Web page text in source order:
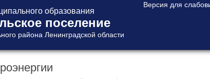
образования
поселение
района Ленинградской области